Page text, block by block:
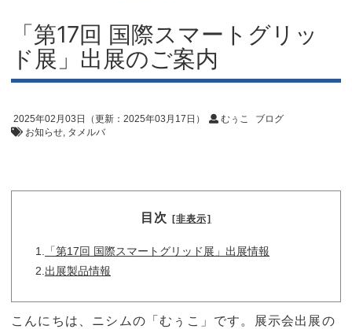
課題別のご相談
サポート情報
お問い合わせ
「第17回 国際スマートグリッ
ド展」出展のご案内
2025年02月03日 （更新： 2025年03月17日 ） むぅこ
ブログ
お知らせ タメルバ
目次 [非表示]
1.
「第17回 国際スマートグリッド展」出展情報
2. 出展製品情報
こんにちは、ニシムの「むぅこ」です。展示会出展の